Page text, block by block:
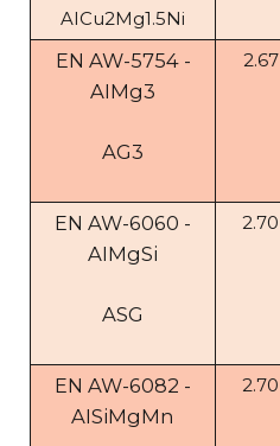
AICu2Mg1.5Ni
EN AW-5754 -
AIMg3
AG3
2.67
EN AW-6060 -
AIMgSi
ASG
2.70
EN AW-6082 -
AISiMgMn
2.70